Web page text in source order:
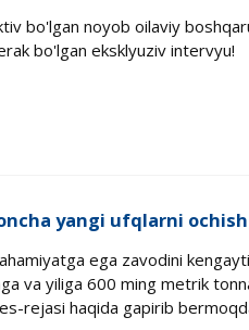
bo'lgan noyob oilaviy
bo'lgan eksklyuziv intervyu!
yangi ufqlarni
ega zavodini
va yiliga 600 ming metrik
rejasi haqida gapirib